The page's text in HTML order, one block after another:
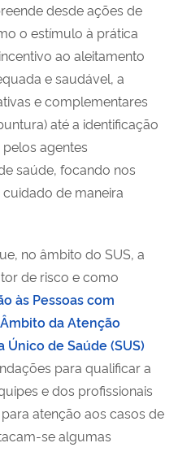
desde ações de
o estímulo à prática
ao aleitamento
e saudável, a
e complementares
até a identificação
agentes
saúde, focando nos
de maneira
no âmbito do SUS, a
de risco e como
às Pessoas com
da Atenção
Único de Saúde (SUS)
para qualificar a
e dos profissionais
atenção aos casos de
se algumas